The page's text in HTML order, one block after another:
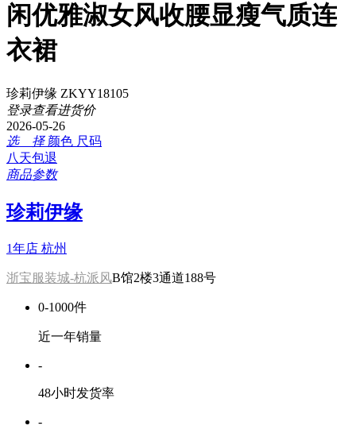
闲优雅淑女风收腰显瘦气质连
衣裙
珍莉伊缘 ZKYY18105
登录查看进货价
2026-05-26
选 择 颜色 尺码
八天包退
商品参数
珍莉伊缘
1年店 杭州
浙宝服装城-杭派风B馆2楼3通道188号
0-1000件
近一年销量
-
48小时发货率
-